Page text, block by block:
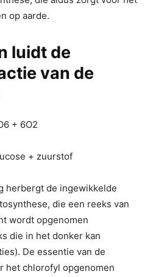
op aarde.
luidt de
van de
+ 6O2
+ zuurstof
herbergt de ingewikkelde
die een reeks van
wordt opgenomen
die in het donker kan
De essentie van de
het chlorofyl opgenomen